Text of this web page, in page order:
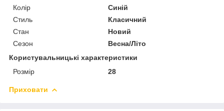
Колір
Синій
Стиль
Класичний
Стан
Новий
Сезон
Весна/Літо
Користувальницькі характеристики
Розмір
28
Приховати